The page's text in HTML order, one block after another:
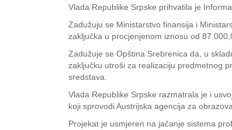
Vlada Republike Srpske prihvatila je
Zadužuju se Ministarstvo finansija i
zaključka u procjenjenom iznosu od
Zadužuje se Opština Srebrenica da, u
zaključku utroši za realizaciju predmetnog
sredstava.
Vlada Republike Srpske razmatrala je i
koji sprovodi Austrijska agencija za
Projekat je usmjeren na jačanje sistema